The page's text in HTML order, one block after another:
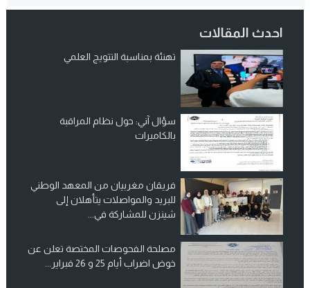
احدث المقالات
تهنئة بمناسبة التتويج العلمي
سؤال آني: حول نظام المراقبة
بالكاميرات
فريقان مغربيان من المعهد الوطني
للبريد والمواصلات يتأهلان إلى
شينزن للمشاركة في...
مصلحة الفحوصات المختصة تعلن عن
خوض اضراب أيام 25 و 26 فبراير...